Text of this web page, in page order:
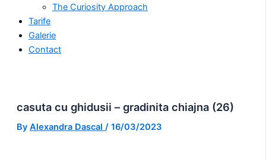
The Curiosity Approach
Tarife
Galerie
Contact
casuta cu ghidusii – gradinita chiajna (26)
By Alexandra Dascal / 16/03/2023